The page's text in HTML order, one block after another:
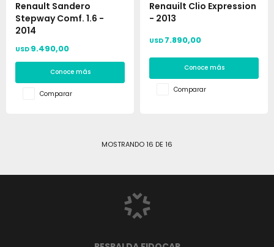
Renault Sandero
Stepway Comf. 1.6 -
2014
USD 9.490,00
Conoce más
Comparar
Renauilt Clio Expression
- 2013
USD 7.890,00
Conoce más
Comparar
MOSTRANDO16 DE 16